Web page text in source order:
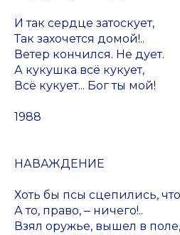
И так сердце затоскует,
Так захочется домой!..
Ветер кончился. Не дует.
А кукушка всё кукует,
Всё кукует... Бог ты мой!
1988
НАВАЖДЕНИЕ
Хоть бы псы сцепились,
А то, право, ‒ ничего!..
Взял оружье, вышел в поле,